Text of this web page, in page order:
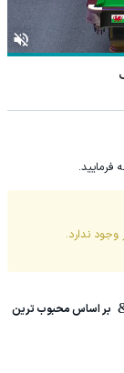
فرمایید.
وجود ندارد.
بر اساس محبوب ترین